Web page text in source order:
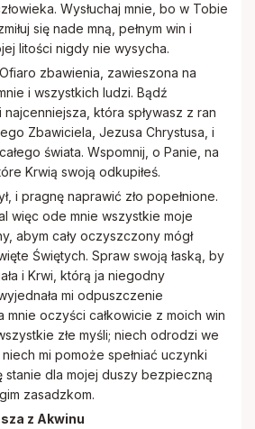
Wysłuchaj mnie, bo w Tobie
się nade mną, pełnym win i
litości nigdy nie wysycha.
zbawienia, zawieszona na
i wszystkich ludzi. Bądź
która spływasz z ran
Zbawiciela, Jezusa Chrystusa, i
świata. Wspomnij, o Panie, na
Krwią swoją odkupiłeś.
i pragnę naprawić zło popełnione.
więc ode mnie wszystkie moje
abym cały oczyszczony mógł
Świętych. Spraw swoją łaską, by
i Krwi, którą ja niegodny
mi odpuszczenie
mnie oczyści całkowicie z moich win
złe myśli; niech odrodzi we
mi pomoże spełniać uczynki
stanie dla mojej duszy bezpieczną
zasadzkom.
z Akwinu